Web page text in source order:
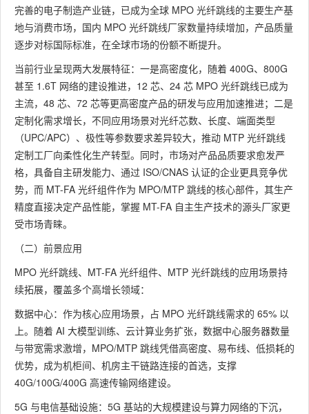
完善的电子制造产业链，已成为全球 MPO 光纤跳线的主要生产基
地与消费市场，国内 MPO 光纤跳线厂家数量持续增加，产品质量
逐步对标国际标准，在全球市场的份额不断提升。
当前行业呈现两大发展特征：一是高密度化，随着 400G、800G
甚至 1.6T 网络的建设推进，12 芯、24 芯 MPO 光纤跳线已成为
主流，48 芯、72 芯等更高密度产品的研发与应用加速推进；二是
定制化需求增长，不同应用场景对光纤芯数、长度、端面类型
（UPC/APC）、极性等参数要求差异较大，推动 MTP 光纤跳线
定制工厂向柔性化生产转型。同时，市场对产品品质要求愈发严
格，具备自主研发能力、通过 ISO/CNAS 认证的企业更具竞争优
势，而 MT-FA 光纤组件作为 MPO/MTP 跳线的核心部件，其生产
精度直接决定产品性能，掌握 MT-FA 自主生产技术的源头厂家更
受市场青睐。
（二）前景应用
MPO 光纤跳线、MT-FA 光纤组件、MTP 光纤跳线的应用场景持
续拓展，覆盖多个高增长领域：
数据中心：作为核心应用场景，占 MPO 光纤跳线需求的 65% 以
上。随着 AI 大模型训练、云计算业务扩张，数据中心服务器数量
与带宽需求激增，MPO/MTP 跳线凭借高密度、易布线、低损耗的
优势，成为机柜间、机房主干链路连接的首选，支撑
40G/100G/400G 高速传输网络建设。
5G 与电信基础设施：5G 基站的大规模建设与算力网络的下沉，